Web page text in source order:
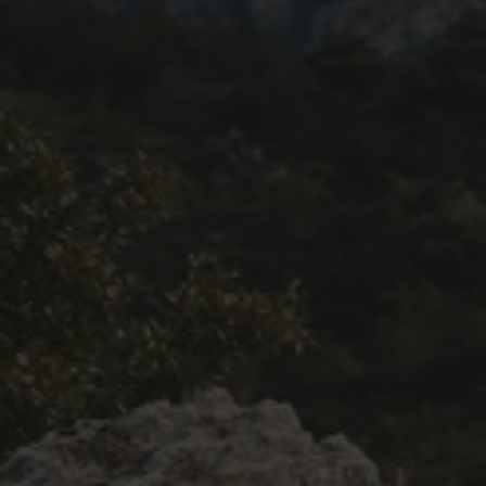
Dossier de Presse 2019
Retour sur l'Enduro 2018
Enduro Kids 2019
Edition 2018
Blog 2018
Bilan de l'Enduro 2018